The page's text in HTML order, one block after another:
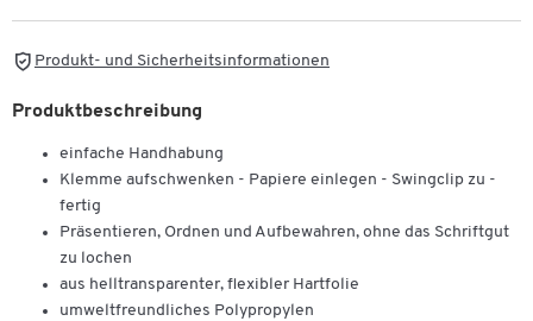
Produkt- und Sicherheitsinformationen
Produktbeschreibung
einfache Handhabung
Klemme aufschwenken - Papiere einlegen - Swingclip zu -
fertig
Präsentieren, Ordnen und Aufbewahren, ohne das Schriftgut
zu lochen
aus helltransparenter, flexibler Hartfolie
umweltfreundliches Polypropylen